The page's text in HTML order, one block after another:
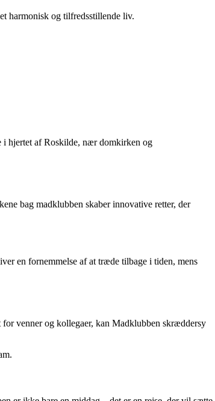
harmonisk og tilfredsstillende liv.
i hjertet af Roskilde, nær domkirken og
bag madklubben skaber innovative retter, der
en fornemmelse af at træde tilbage i tiden, mens
venner og kollegaer, kan Madklubben skræddersy